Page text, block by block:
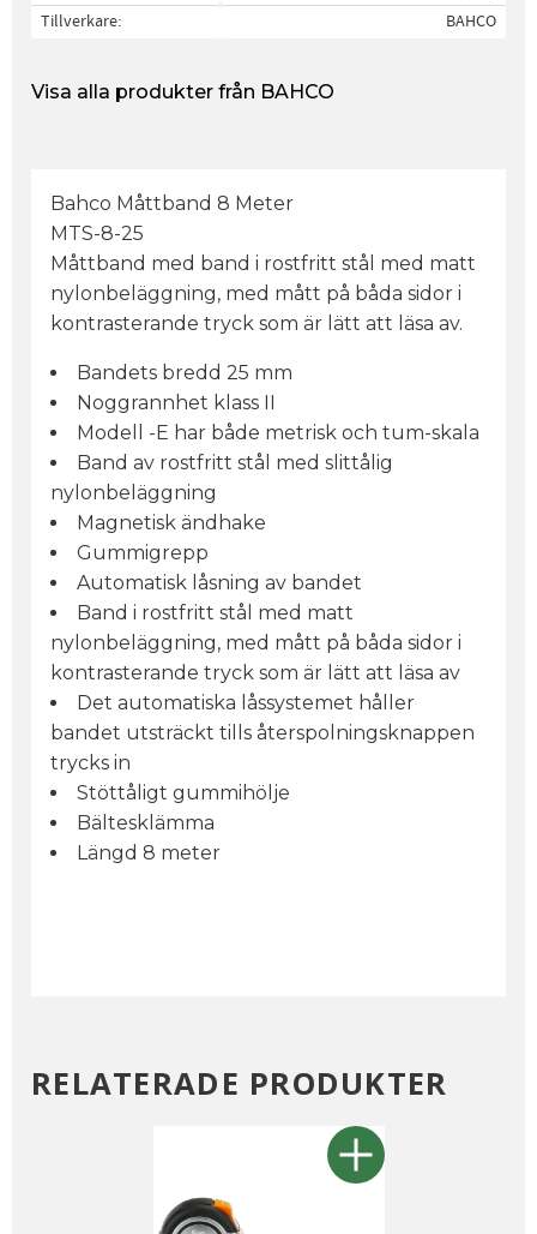
Tillverkare
BAHCO
Visa alla produkter från BAHCO
Bahco Måttband 8 Meter
MTS-8-25
Måttband med band i rostfritt stål med matt
nylonbeläggning, med mått på båda sidor i
kontrasterande tryck som är lätt att läsa av.
Bandets bredd 25 mm
Noggrannhet klass II
Modell -E har både metrisk och tum-skala
Band av rostfritt stål med slittålig
nylonbeläggning
Magnetisk ändhake
Gummigrepp
Automatisk låsning av bandet
Band i rostfritt stål med matt
nylonbeläggning, med mått på båda sidor i
kontrasterande tryck som är lätt att läsa av
Det automatiska låssystemet håller
bandet utsträckt tills återspolningsknappen
trycks in
Stöttåligt gummihölje
Bältesklämma
Längd 8 meter
RELATERADE PRODUKTER